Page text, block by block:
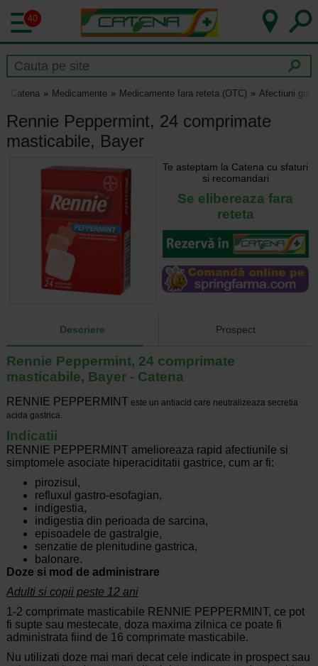
40
Catena Medicamente Medicamente fara reteta (OTC) Afectiuni
Rennie Peppermint, 24 comprimate
masticabile, Bayer
Te asteptam la Catena cu sfaturi
si recomandari
Se elibereaza fara
reteta
Descriere Prospect
Rennie Peppermint, 24 comprimate
masticabile, Bayer - Catena
RENNIE PEPPERMINT este un antiacid care neutralizeaza secretia
acida gastrica.
Indicatii
RENNIE PEPPERMINT amelioreaza rapid afectiunile si
simptomele asociate hiperaciditatii gastrice, cum ar fi:
pirozisul,
refluxul gastro-esofagian,
indigestia,
indigestia din perioada de sarcina,
episoadele de gastralgie,
senzatie de plenitudine gastrica,
balonare.
Doze si mod de administrare
Adulti si copii peste 12 ani
1-2 comprimate masticabile RENNIE PEPPERMINT, ce pot
fi supte sau mestecate, doza maxima zilnica ce poate fi
administrata fiind de 16 comprimate masticabile.
Nu utilizati doze mai mari decat cele indicate in prospect sau